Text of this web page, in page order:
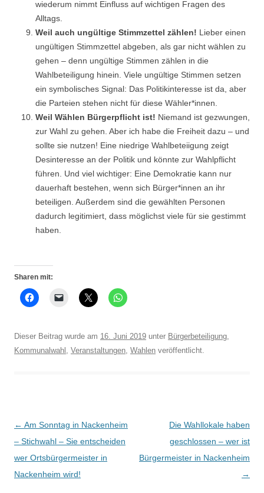
wiederum nimmt Einfluss auf wichtigen Fragen des
Alltags.
Weil auch ungültige Stimmzettel zählen! Lieber einen
ungültigen Stimmzettel abgeben, als gar nicht wählen zu
gehen – denn ungültige Stimmen zählen in die
Wahlbeteiligung hinein. Viele ungültige Stimmen setzen
ein symbolisches Signal: Das Politikinteresse ist da, aber
die Parteien stehen nicht für diese Wähler*innen.
Weil Wählen Bürgerpflicht ist! Niemand ist gezwungen,
zur Wahl zu gehen. Aber ich habe die Freiheit dazu – und
sollte sie nutzen! Eine niedrige Wahlbeteiigung zeigt
Desinteresse an der Politik und könnte zur Wahlpflicht
führen. Und viel wichtiger: Eine Demokratie kann nur
dauerhaft bestehen, wenn sich Bürger*innen an ihr
beteiligen. Außerdem sind die gewählten Personen
dadurch legitimiert, dass möglichst viele für sie gestimmt
haben.
Sharen mit:
Dieser Beitrag wurde am 16. Juni 2019 unter Bürgerbeteiligung
Kommunalwahl Veranstaltungen Wahlen veröffentlicht.
Beitrags-
Navigation
← Am Sonntag in Nackenheim
– Stichwahl – Sie entscheiden
wer Ortsbürgermeister in
Nackenheim wird!
Die Wahllokale haben
geschlossen – wer ist
Bürgermeister in Nackenheim
→